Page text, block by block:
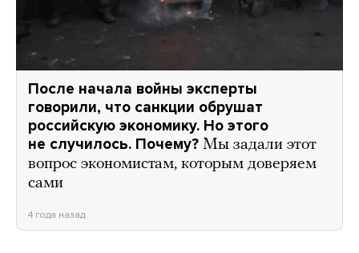
После начала войны эксперты
говорили, что санкции обрушат
российскую экономику. Но этого
не случилось. Почему? Мы задали этот
вопрос экономистам, которым доверяем
сами
4 года назад